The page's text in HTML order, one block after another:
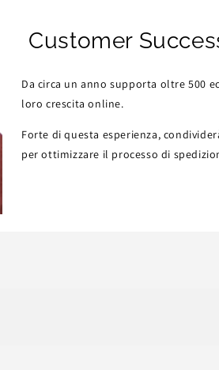
Customer
Da circa un anno supporta oltre 500
loro crescita online.
Forte di questa esperienza,
per ottimizzare il processo di